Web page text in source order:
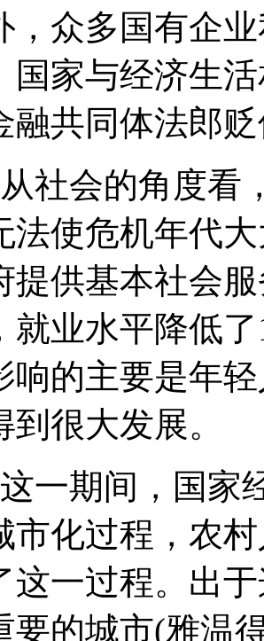
，众多国有企
国家与经济生
融共同体法郎
社会的角度看
法使危机年代
提供基本社会
就业水平降低
响的主要是年
到很大发展。
一期间，国家
市化过程，农
这一过程。出
要的城市(雅温